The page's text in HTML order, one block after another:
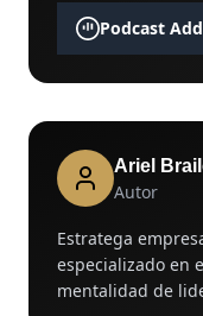
Podcast
Ariel
Autor
Estratega
especializado en
mentalidad de